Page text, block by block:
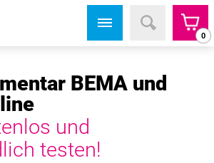
0
BEMA und
und
testen!